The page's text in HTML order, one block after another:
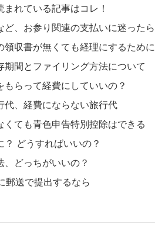
れている記事はコレ！
ど、お参り関連の支払いに迷ったら
領収書が無くても経理にするために
期間とファイリング方法について
もらって経費にしていいの？
代、経費にならない旅行代
くても青色申告特別控除はできる
？ どうすればいいの？
、どっちがいいの？
郵送で提出するなら